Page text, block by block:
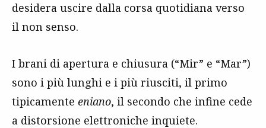
desidera uscire dalla corsa quotidiana verso
il non senso.
I brani di apertura e chiusura (“Mir” e “Mar”)
sono i più lunghi e i più riusciti, il primo
tipicamente eniano, il secondo che infine cede
a distorsione elettroniche inquiete.